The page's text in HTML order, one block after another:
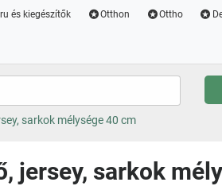
és kiegészítők Otthon Ottho
sarkok mélysége 40 cm
jersey, sarkok